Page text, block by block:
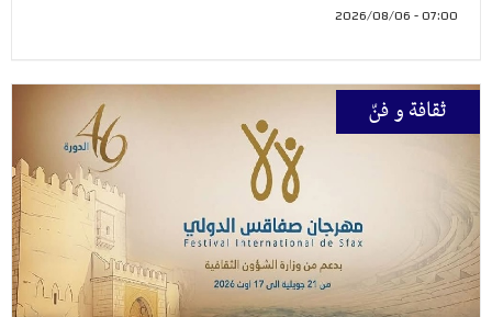
07:00 - 2026/08/06
ثقافة و فنّ